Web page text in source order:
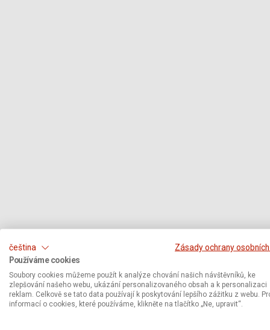
čeština
Zásady ochrany
Používáme cookies
Soubory cookies můžeme použít k analýze chování našich návštěvníků, ke
zlepšování našeho webu, ukázání personalizovaného obsah a k personalizaci
reklam. Celkově se tato data používají k poskytování lepšího zážitku z webu.
informací o cookies, které používáme, klikněte na tlačítko „Ne, upravit“.